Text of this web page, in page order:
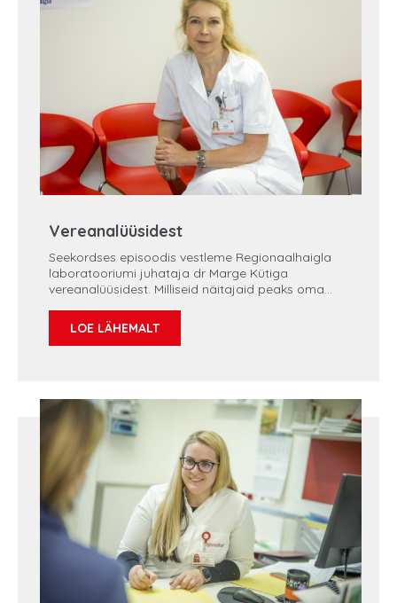
Vereanalüüsidest
Seekordses episoodis vestleme Regionaalhaigla
laboratooriumi juhataja dr Marge Kütiga
vereanalüüsidest. Milliseid näitajaid peaks oma
saab tänapäeval vereanalüüsi abil diagnoosida?
Kas tulevikus saavad inimesed ise kodus endalt
näpunäiteid ka selle kohta, kas enne verevõttu
peab paastuma või mitte.
LOE LÄHEMALT